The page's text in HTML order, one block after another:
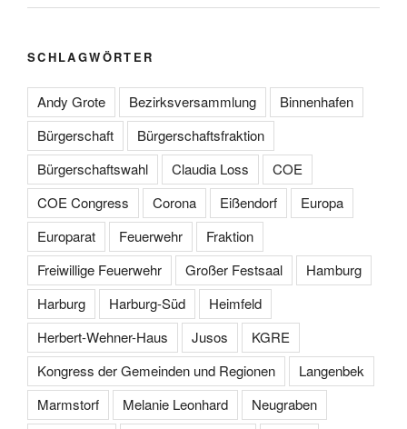
SCHLAGWÖRTER
Andy Grote Bezirksversammlung
Binnenhafen
Bürgerschaft
Bürgerschaftsfraktion
Bürgerschaftswahl
Claudia Loss
COE
COE Congress
Corona Eißendorf
Europa
Europarat
Feuerwehr
Fraktion
Freiwillige Feuerwehr
Großer Festsaal
Hamburg
Harburg
Harburg-Süd
Heimfeld
Herbert-Wehner-Haus
Jusos
KGRE
Kongress der Gemeinden und Regionen
Langenbek
Marmstorf
Melanie Leonhard
Neugraben